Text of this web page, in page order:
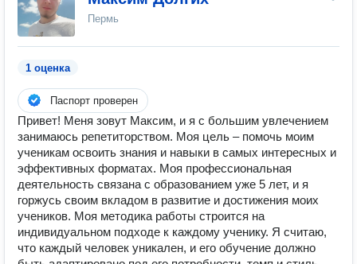
Пермь
1 оценка
Паспорт проверен
Привет! Меня зовут Максим, и я с большим увлечением
занимаюсь репетиторством. Моя цель – помочь моим
ученикам освоить знания и навыки в самых интересных и
эффективных форматах. Моя профессиональная
деятельность связана с образованием уже 5 лет, и я
горжусь своим вкладом в развитие и достижения моих
учеников. Моя методика работы строится на
индивидуальном подходе к каждому ученику. Я считаю,
что каждый человек уникален, и его обучение должно